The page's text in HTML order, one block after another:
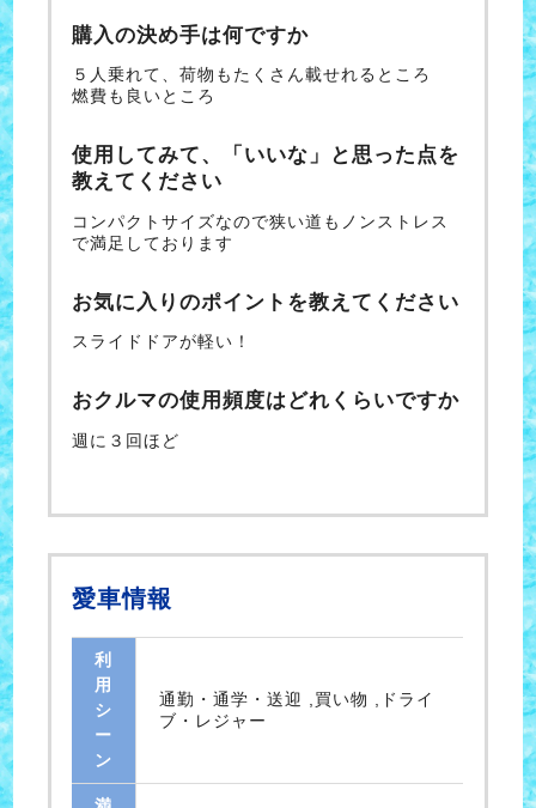
購入の決め手は何ですか
５人乗れて、荷物もたくさん載せれるところ
燃費も良いところ
使用してみて、「いいな」と思った点を
教えてください
コンパクトサイズなので狭い道もノンストレス
で満足しております
お気に入りのポイントを教えてください
スライドドアが軽い！
おクルマの使用頻度はどれくらいですか
週に３回ほど
愛車情報
利
用
シ
ー
ン
通勤・通学・送迎 ,買い物 ,ドライ
ブ・レジャー